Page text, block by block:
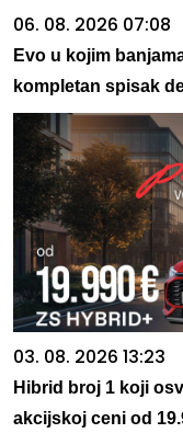
06. 08. 2026 07:08
Evo u kojim
kompletan spisak
03. 08. 2026 13:23
Hibrid broj 1 koji
akcijskoj ceni od